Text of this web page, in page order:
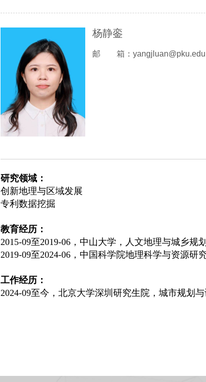
杨静銮
邮 箱：
研究领域：
创新地理与区域发展
专利数据挖掘
教育经历：
2015-09至2019-06，中山大学，人文地理与城乡规
2019-09至2024-06，中国科学院地理科学与资源研
工作经历：
2024-09至今，北京大学深圳研究生院，城市规划